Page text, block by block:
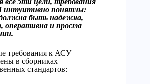
все эти цели, требования
понятны:
быть надежна,
оперативна и проста
требования к АСУ
в сборниках
стандартов: